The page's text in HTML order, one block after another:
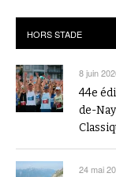
8 juin
44e
de-
24 mai